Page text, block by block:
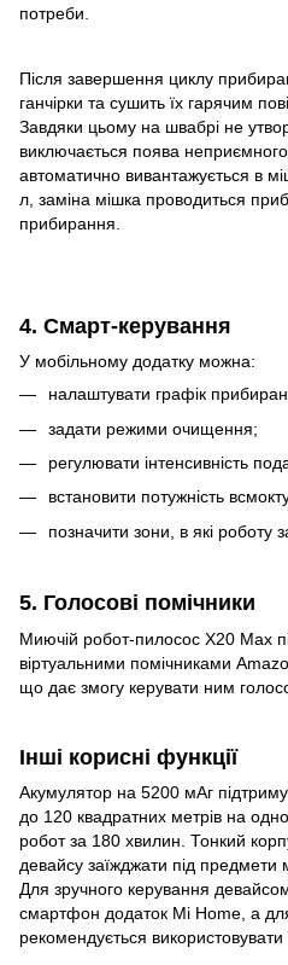
потреби.
Після завершення циклу
ганчірки та сушить їх гарячим
Завдяки цьому на швабрі не
виключається поява неприємного
автоматично вивантажується в
л, заміна мішка проводиться
прибирання.
4. Смарт-керування
У мобільному додатку можна:
налаштувати графік
задати режими очищення;
регулювати інтенсивність
встановити потужність
позначити зони, в які роботу
5. Голосові помічники
Миючій робот-пилосос X20 Max
віртуальними помічниками
що дає змогу керувати ним
Інші корисні функції
Акумулятор на 5200 мАг
до 120 квадратних метрів на
робот за 180 хвилин. Тонкий
девайсу заїжджати під предмети
Для зручного керування
смартфон додаток Mi Home, а
рекомендується